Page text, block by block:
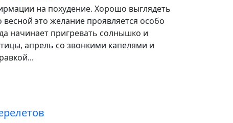
на похудение. Хорошо выглядеть
весной это желание проявляется особо
начинает пригревать солнышко и
апрель со звонкими капелями и